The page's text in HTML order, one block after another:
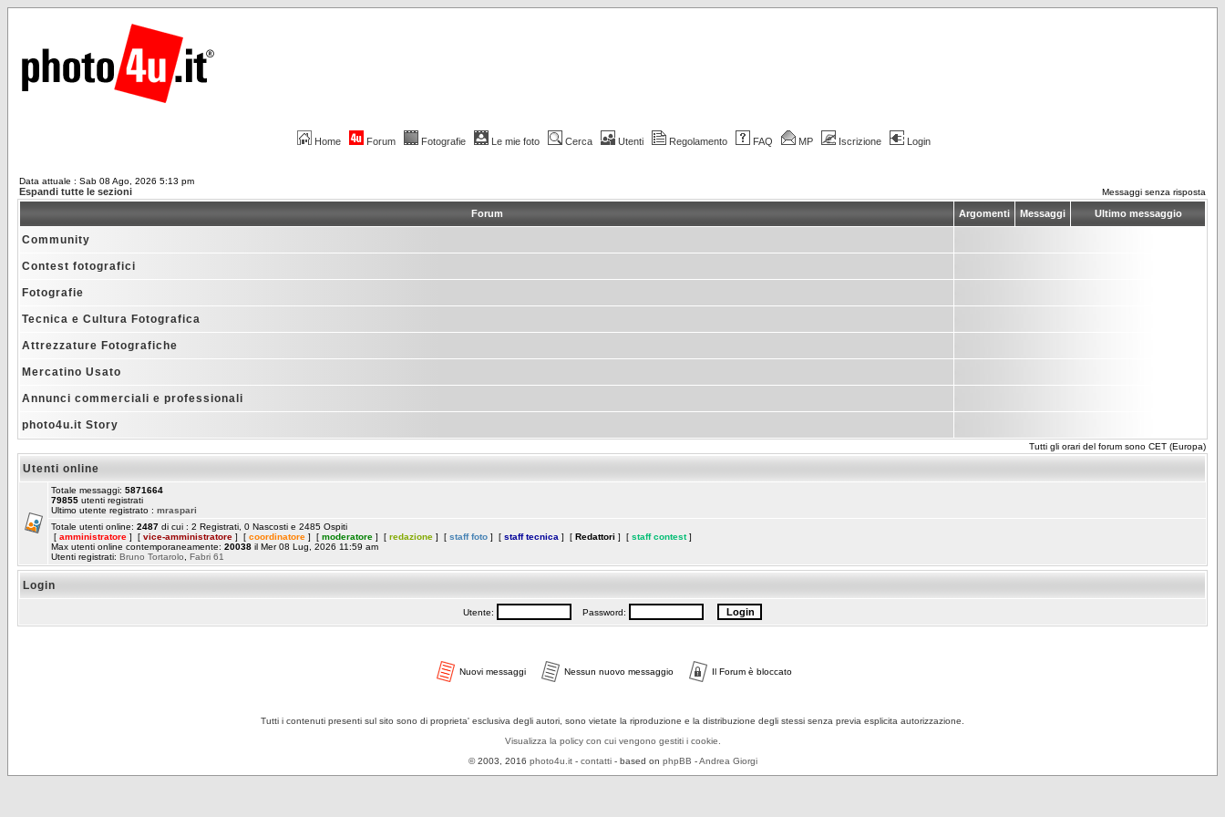
Home Forum Fotografie Le mie foto Cerca Utenti Regolamento FAQ MP Iscrizione Login
Data attuale : Sab 08 Ago, 2026 5:13 pm
Espandi tutte le sezioni Messaggi senza risposta
Forum Argomenti Messaggi Ultimo messaggio
Community
Contest fotografici
Fotografie
Tecnica e Cultura Fotografica
Attrezzature Fotografiche
Mercatino Usato
Annunci commerciali e professionali
photo4u.it Story
Tutti gli orari del forum sono CET (Europa)
Utenti online
Totale messaggi: 5871664
79855 utenti registrati
Ultimo utente registrato : mraspari
Totale utenti online: 2487 di cui : 2 Registrati, 0 Nascosti e 2485 Ospiti
[ amministratore ] [ vice-amministratore ] [ coordinatore ] [ moderatore ] [ redazione ] [ staff foto ] [ staff tecnica ] [ Redattori ] [ staff contest]
Max utenti online contemporaneamente: 20038 il Mer 08 Lug, 2026 11:59 am
Utenti registrati: Bruno Tortarolo Fabri 61
Login
Utente: Password:
Nuovi messaggi Nessun nuovo messaggio Il Forum è bloccato
Tutti i contenuti presenti sul sito sono di proprieta' esclusiva degli autori, sono vietate la riproduzione e la distribuzione degli stessi senza previa esplicita autorizzazione.
Visualizza la policy con cui vengono gestiti i cookie.
© 2003, 2016 photo4u.it- contatti- based on phpBB -Andrea Giorgi